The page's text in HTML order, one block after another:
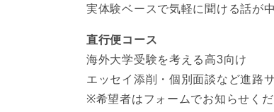
実体験ベースで気軽に聞ける話が中
直行便コース
海外大学受験を考える高3向け
エッセイ添削・個別面談など進路
※希望者はフォームでお知らせくだ